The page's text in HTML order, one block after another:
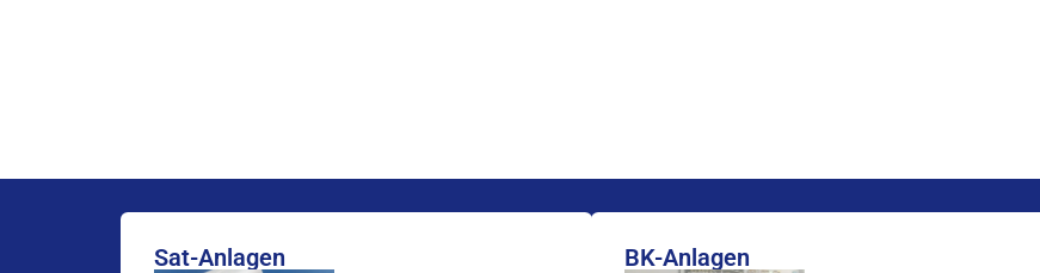
Sat-Anlagen BK-Anlagen